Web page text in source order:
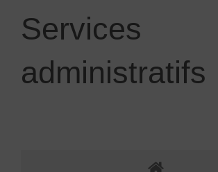
Services
administratifs